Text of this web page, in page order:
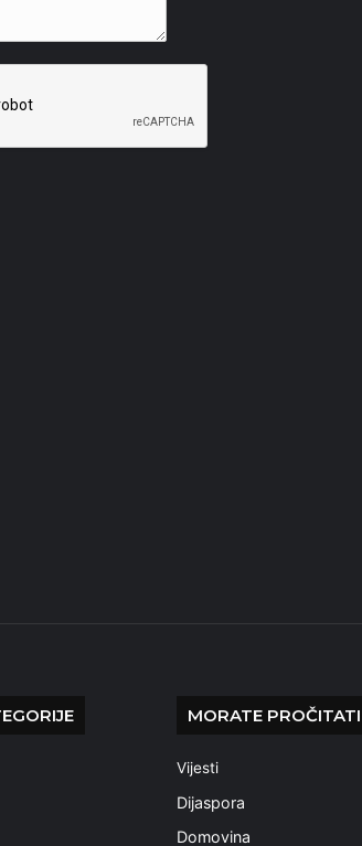
MORATE PROČITATI
Vijesti
Dijaspora
Domovina